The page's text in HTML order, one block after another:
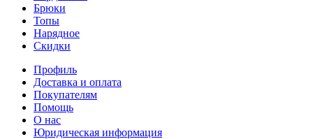
Брюки
Топы
Нарядное
Скидки
Профиль
Доставка и оплата
Покупателям
Помощь
О нас
Юридическая информация